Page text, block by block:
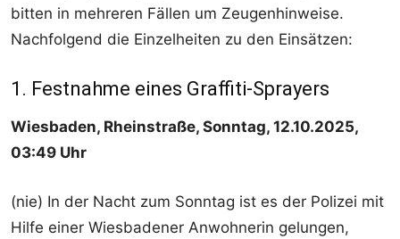
bitten in mehreren Fällen um Zeugenhinweise.
Nachfolgend die Einzelheiten zu den Einsätzen:
1. Festnahme eines Graffiti-Sprayers
Wiesbaden, Rheinstraße, Sonntag, 12.10.2025,
03:49 Uhr
(nie) In der Nacht zum Sonntag ist es der Polizei mit
Hilfe einer Wiesbadener Anwohnerin gelungen,